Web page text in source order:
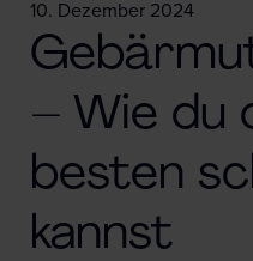
10. Dezember 2024
– Wie du
besten
kannst